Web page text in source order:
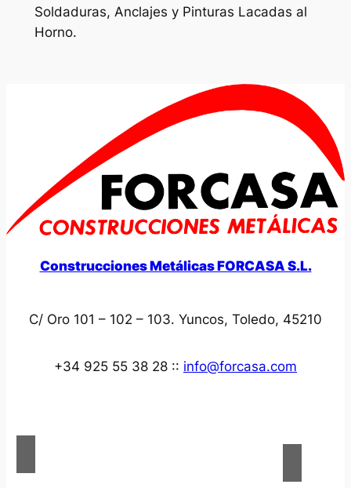
Soldaduras, Anclajes y Pinturas Lacadas al
Horno.
Construcciones Metálicas FORCASA S.L.
C/ Oro 101 – 102 – 103. Yuncos, Toledo, 45210
+34 925 55 38 28 :: info@forcasa.com